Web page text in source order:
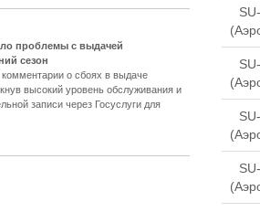
проблемы с выдачей
сезон
о сбоях в выдаче
высокий уровень обслуживания и
записи через Госуслуги для